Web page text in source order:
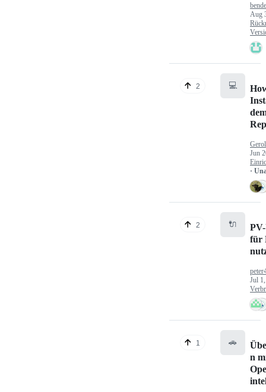
Aug
2 💻
Jun
·
2 🔌
für
Jul
1 🚗
n